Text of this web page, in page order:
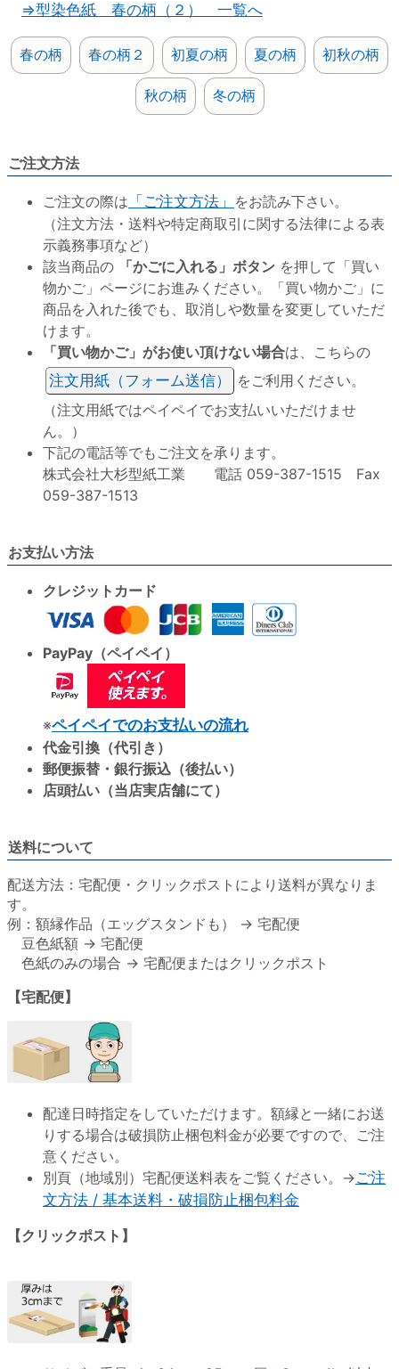
⇒型染色紙 春の柄（２） 一覧へ
春の柄 春の柄２ 初夏の柄 夏の柄 初秋の柄
秋の柄 冬の柄
ご注文方法
ご注文の際は 「ご注文方法」 をお読み下さい。
（注文方法・送料や特定商取引に関する法律による表
示義務事項など）
該当商品の
「かごに入れる」ボタン を押して「買い
物かご」ページにお進みください。「買い物かご」に
商品を入れた後でも、取消しや数量を変更していただ
けます。
「買い物かご」がお使い頂けない場合は、こちらの
注文用紙（フォーム送信）
をご利用ください。
（注文用紙ではペイペイでお支払いいただけませ
ん。）
下記の電話等でもご注文を承ります。
株式会社大杉型紙工業 電話 059-387-1515 Fax
059-387-1513
お支払い方法
クレジットカード
PayPay（ペイペイ）
※ペイペイでのお支払いの流れ
代金引換（代引き）
郵便振替・銀行振込（後払い）
店頭払い（当店実店舗にて）
送料について
配送方法：宅配便・クリックポストにより送料が異なりま
す。
例：額縁作品（エッグスタンドも） → 宅配便
豆色紙額 → 宅配便
色紙のみの場合 → 宅配便またはクリックポスト
【宅配便】
配達日時指定をしていただけます。額縁と一緒にお送
りする場合は破損防止梱包料金が必要ですので、ご注
意ください。
別頁（地域別）宅配便送料表をご覧ください。→ご注
文方法 / 基本送料・破損防止梱包料金
【クリックポスト】